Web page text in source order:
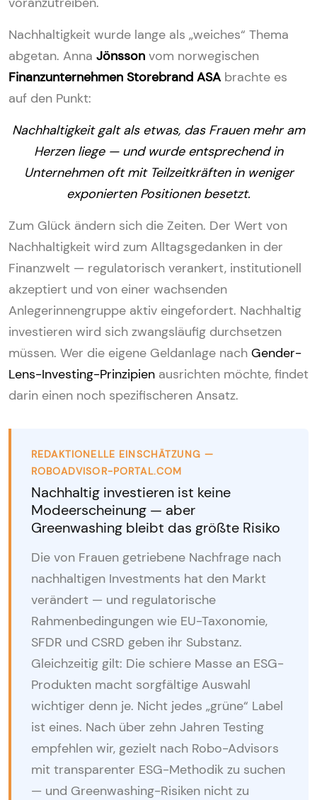
Nachhaltigkeit wurde lange als „weiches“ Thema
abgetan. Anna Jönsson vom norwegischen
Finanzunternehmen Storebrand ASAbrachte es
auf den Punkt:
Nachhaltigkeit galt als etwas, das Frauen mehr am
Herzen liege — und wurde entsprechend in
Unternehmen oft mit Teilzeitkräften in weniger
exponierten Positionen besetzt.
Zum Glück ändern sich die Zeiten. Der Wert von
Nachhaltigkeit wird zum Alltagsgedanken in der
Finanzwelt — regulatorisch verankert, institutionell
akzeptiert und von einer wachsenden
Anlegerinnengruppe aktiv eingefordert. Nachhaltig
investieren wird sich zwangsläufig durchsetzen
müssen. Wer die eigene Geldanlage nach Gender-
Lens-Investing-Prinzipien ausrichten möchte, findet
darin einen noch spezifischeren Ansatz.
REDAKTIONELLE EINSCHÄTZUNG —
ROBOADVISOR-PORTAL.COM
Nachhaltig investieren ist keine
Modeerscheinung — aber
Greenwashing bleibt das größte Risiko
Die von Frauen getriebene Nachfrage nach
nachhaltigen Investments hat den Markt
verändert — und regulatorische
Rahmenbedingungen wie EU-Taxonomie,
SFDR und CSRD geben ihr Substanz.
Gleichzeitig gilt: Die schiere Masse an ESG-
Produkten macht sorgfältige Auswahl
wichtiger denn je. Nicht jedes „grüne“ Label
ist eines. Nach über zehn Jahren Testing
empfehlen wir, gezielt nach Robo-Advisors
mit transparenter ESG-Methodik zu suchen
— und Greenwashing-Risiken nicht zu